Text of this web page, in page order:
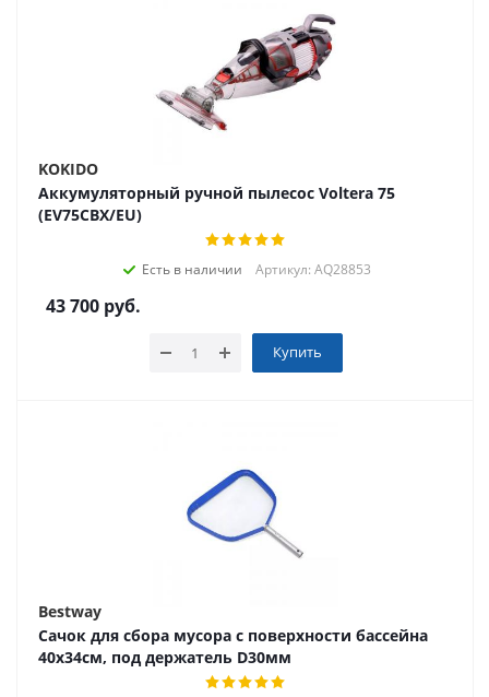
KOKIDO
Аккумуляторный ручной пылесос Voltera 75
(EV75CBX/EU)
Есть в наличии Артикул: AQ28853
43 700 руб.
Купить
Bestway
Сачок для сбора мусора с поверхности бассейна
40х34см, под держатель D30мм